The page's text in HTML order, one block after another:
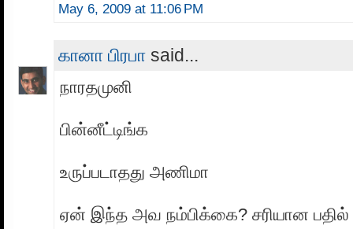
May 6, 2009 at 11:06 PM
கானா பிரபா said...
நாரதமுனி
பின்னீட்டிங்க‌
உருப்படாதது அணிமா
ஏன் இந்த அவ நம்பிக்கை? சரியான